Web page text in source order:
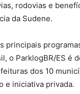
rodovias e
da Sudene.
principais
o ParklogBR/ES é
dos 10
e iniciativa privada.